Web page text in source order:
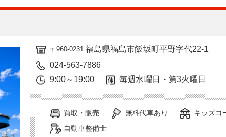
〒960-0231 福島県福島市飯坂町平野字代22-1
024-563-7886
9:00～19:00
毎週水曜日・第3火曜日
買取・販売 無料代車あり キッズコ
自動車整備士